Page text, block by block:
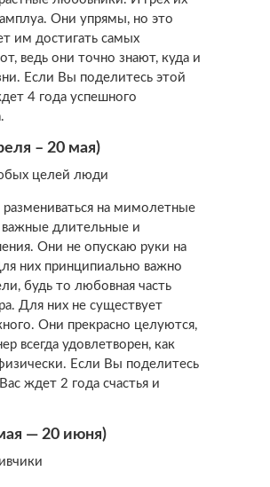
Они упрямы, но это
им достигать самых
ведь они точно знают, куда и
Если Вы поделитесь этой
4 года успешного
– 20 мая)
целей люди
размениваться на мимолетные
длительные и
Они не опускаю руки на
них принципиально важно
будь то любовная часть
Для них не существует
Они прекрасно целуются,
всегда удовлетворен, как
Если Вы поделитесь
ждет 2 года счастья и
— 20 июня)